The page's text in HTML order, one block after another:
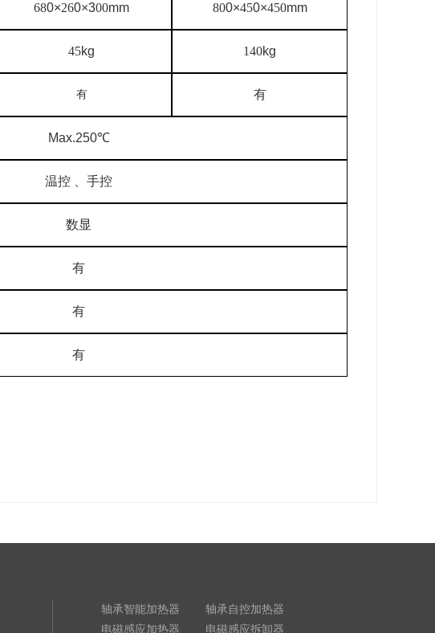
680×260×300mm 800×450×450mm
45kg 140kg
有 有
Max.250℃
温控 、手控
数显
有
有
有
轴承智能加热器
轴承自控加热器
电磁感应加热器
电磁感应拆卸器